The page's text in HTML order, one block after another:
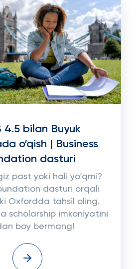
4.5 bilan Buyuk
o‘qish | Business
dasturi
past yoki hali yo‘qmi?
dasturi orqali
Oxfordda tahsil oling.
scholarship imkoniyatini
boy bermang!